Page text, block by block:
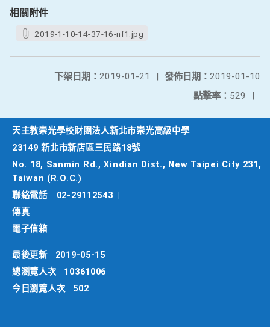
相關附件
2019-1-10-14-37-16-nf1.jpg
發佈日期： 2019-01-10
下架日期： 2019-01-21
|
點擊率： 529 |
天主教崇光學校財團法人新北市崇光高級中學
23149 新北市新店區三民路18號
No. 18, Sanmin Rd., Xindian Dist., New Taipei City 231,
Taiwan (R.O.C.)
聯絡電話
02-29112543
傳真
電子信箱
最後更新
2019-05-15
總瀏覽人次
10361006
今日瀏覽人次
502